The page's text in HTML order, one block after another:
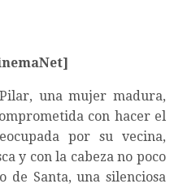
una mujer madura,
con hacer el
por su vecina,
y con la cabeza no poco
de Santa, una silenciosa